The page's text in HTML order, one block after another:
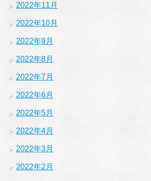
2022年11月
2022年10月
2022年9月
2022年8月
2022年7月
2022年6月
2022年5月
2022年4月
2022年3月
2022年2月